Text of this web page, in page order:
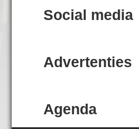
Social media
Advertenties
Agenda